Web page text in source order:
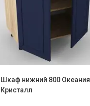
Шкаф нижний 800 Океания
Кристалл